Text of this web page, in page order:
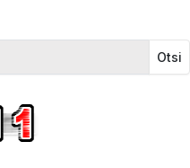
Otsi